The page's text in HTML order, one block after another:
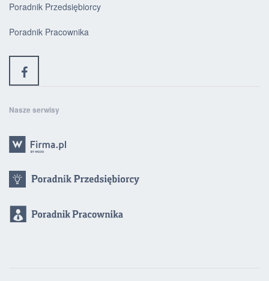
Poradnik Przedsiębiorcy
Poradnik Pracownika
Nasze serwisy